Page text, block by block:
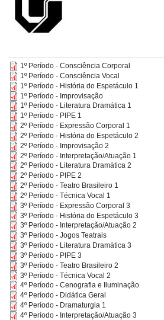
1º Período - Consciência Corporal
1º Período - Consciência Vocal
1º Período - História do Espetáculo 1
1º Período - Improvisação
1º Período - Literatura Dramática 1
1º Período - PIPE 1
2º Período - Expressão Corporal 1
2º Período - História do Espetáculo 2
2º Período - Improvisação 2
2º Período - Interpretação/Atuação 1
2º Período - Literatura Dramática 2
2º Período - PIPE 2
2º Período - Teatro Brasileiro 1
2º Período - Técnica Vocal 1
3º Período - Expressão Corporal 3
3º Período - História do Espetáculo 3
3º Período - Interpretação/Atuação 2
3º Período - Jogos Teatrais
3º Período - Literatura Dramática 3
3º Período - PIPE 3
3º Período - Teatro Brasileiro 2
3º Período - Técnica Vocal 2
4º Período - Cenografia e Iluminação
4º Período - Didática Geral
4º Período - Dramaturgia 1
4º Período - Interpretação/Atuação 3